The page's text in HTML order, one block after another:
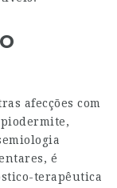
afecções com
é
terapêutica